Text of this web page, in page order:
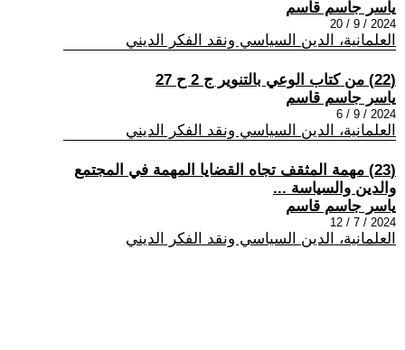
ياسر جاسم قاسم
2024 / 9 / 20
العلمانية، الدين السياسي ونقد الفكر الديني
(22) من كتاب الوعي بالتنوير ج 2 ح 27
ياسر جاسم قاسم
2024 / 9 / 6
العلمانية، الدين السياسي ونقد الفكر الديني
(23) مهمة المثقف تجاه القضايا المهمة في المجتمع
والدين والسياسة ...
ياسر جاسم قاسم
2024 / 7 / 12
العلمانية، الدين السياسي ونقد الفكر الديني